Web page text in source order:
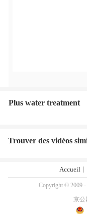
Plus water treatment
Trouver des vidéos
Accueil
Copyright © 2009 -
京公